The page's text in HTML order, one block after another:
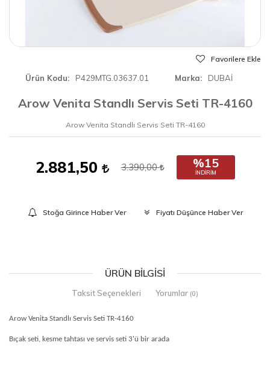
Favorilere Ekle
Ürün Kodu P429MTG.03637.01 Marka DUBAİ
Arow Venita Standlı Servis Seti TR-4160
Arow Venita Standlı Servis Seti TR-4160
2.881,50 3.390,00 %15
İNDIRIM
Stoğa Girince Haber Ver Fiyatı Düşünce Haber Ver
ÜRÜN BILGISI
Taksit Seçenekleri Yorumlar (0)
Arow Venita Standlı Servis Seti TR-4160
Bıçak seti, kesme tahtası ve servis seti 3'ü bir arada